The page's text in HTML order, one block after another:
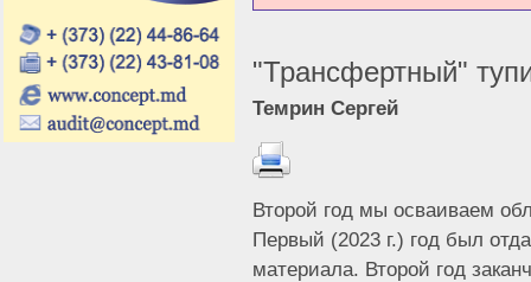
"Трансфертный"
Темрин Сергей
Второй год мы осваиваем
Первый (2023 г.) год был
материала. Второй год